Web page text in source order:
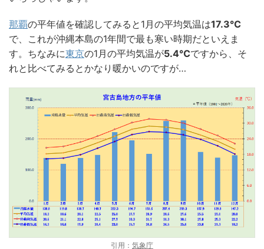
那覇の平年値を確認してみると1月の平均気温は17.3℃
で、これが沖縄本島の1年間で最も寒い時期だといえま
す。ちなみに東京の1月の平均気温が5.4℃ですから、そ
れと比べてみるとかなり暖かいのですが…
引用： 気象庁